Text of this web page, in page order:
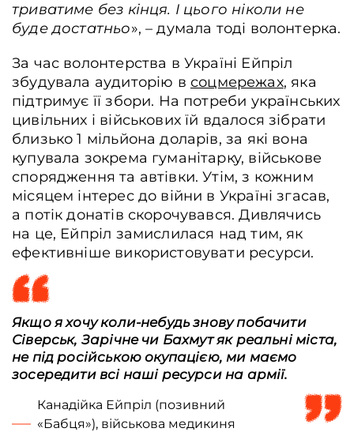
триватиме без кінця. І цього ніколи не
буде достатньо», – думала тоді волонтерка.
За час волонтерства в Україні Ейпріл
збудувала аудиторію в соцмережах, яка
підтримує її збори. На потреби українських
цивільних і військових їй вдалося зібрати
близько 1 мільйона доларів, за які вона
купувала зокрема гуманітарку, військове
спорядження та автівки. Утім, з кожним
місяцем інтерес до війни в Україні згасав,
а потік донатів скорочувався. Дивлячись
на це, Ейпріл замислилася над тим, як
ефективніше використовувати ресурси.
Якщо я хочу коли-небудь знову побачити
Сіверськ, Зарічне чи Бахмут як реальні міста,
не під російською окупацією, ми маємо
зосередити всі наші ресурси на армії.
Канадійка Ейпріл (позивний
«Бабця»), військова медикиня